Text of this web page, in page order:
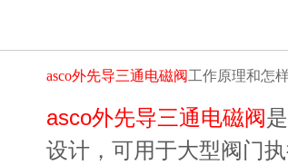
asco外先导三通电磁阀工作原理和怎
asco外先导三通电磁阀
设计，可用于大型阀门